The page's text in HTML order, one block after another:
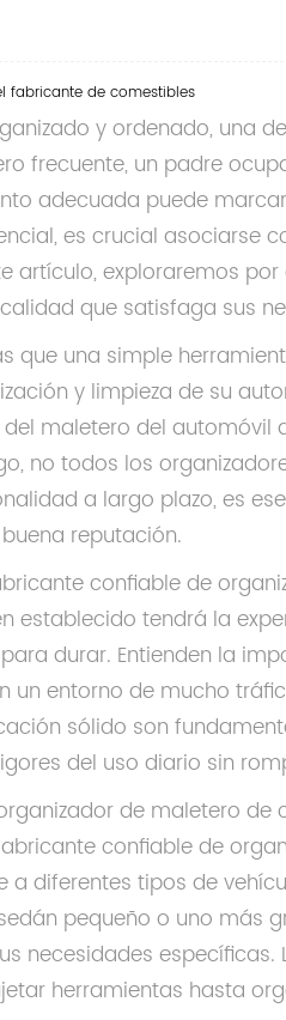
fabricante de comestibles
y ordenado, una
frecuente, un padre
adecuada puede
es crucial asociarse
artículo, exploraremos
que satisfaga sus
que una simple
y limpieza de su
maletero del
no todos los
a largo plazo, es
reputación.
confiable de
establecido tendrá la
durar. Entienden la
un entorno de mucho
sólido son
del uso diario sin
de maletero
confiable de
diferentes tipos de
pequeño o uno más
necesidades
herramientas hasta